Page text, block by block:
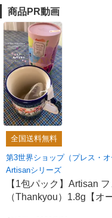
商品PR動画
全国送料無料
第3世界ショップ（プレス・オ
Artisanシリーズ
【1包パック】Artisan
（Thankyou）1.8g【オ